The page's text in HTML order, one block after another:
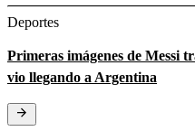
Deportes
Primeras imágenes de Messi
vio llegando a Argentina